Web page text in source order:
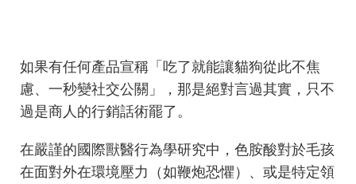
如果有任何產品宣稱「吃了就能讓貓狗從此不焦
慮、一秒變社交公關」，那是絕對言過其實，只不
過是商人的行銷話術罷了。
在嚴謹的國際獸醫行為學研究中，色胺酸對於毛孩
在面對外在環境壓力（如鞭炮恐懼）、或是特定領